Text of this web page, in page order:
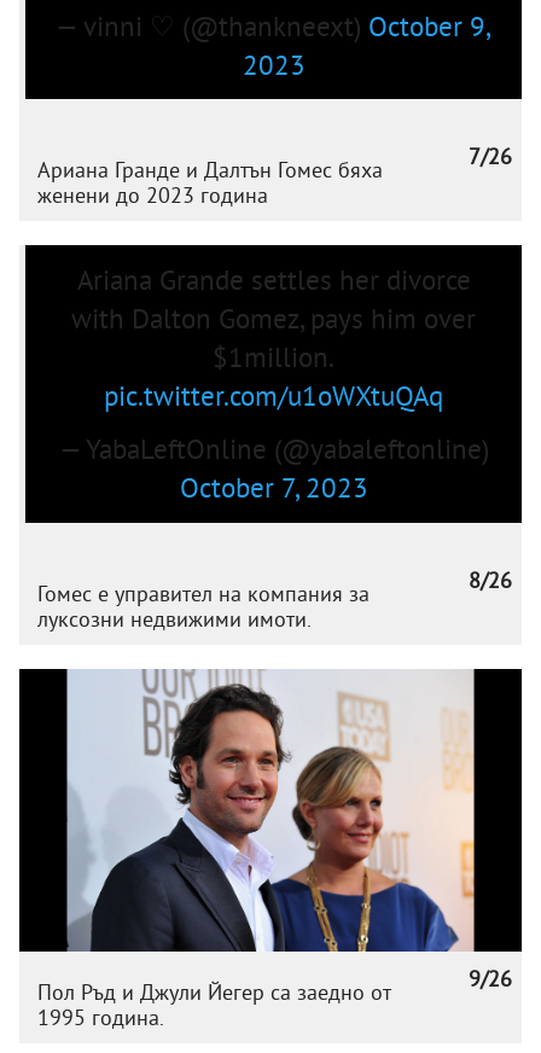
— vinni ♡ (@thankneext) October 9,
2023
7/26
Ариана Гранде и Далтън Гомес бяха
женени до 2023 година
Ariana Grande settles her divorce
with Dalton Gomez, pays him over
$1million.
pic.twitter.com/u1oWXtuQAq
— YabaLeftOnline (@yabaleftonline)
October 7, 2023
8/26
Гомес е управител на компания за
луксозни недвижими имоти.
9/26
Пол Ръд и Джули Йегер са заедно от
1995 година.